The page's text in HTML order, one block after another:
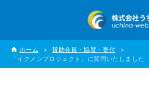
ホーム
賛助会員・協賛・寄付
「イクメンプロジェクト」に賛同いたしました